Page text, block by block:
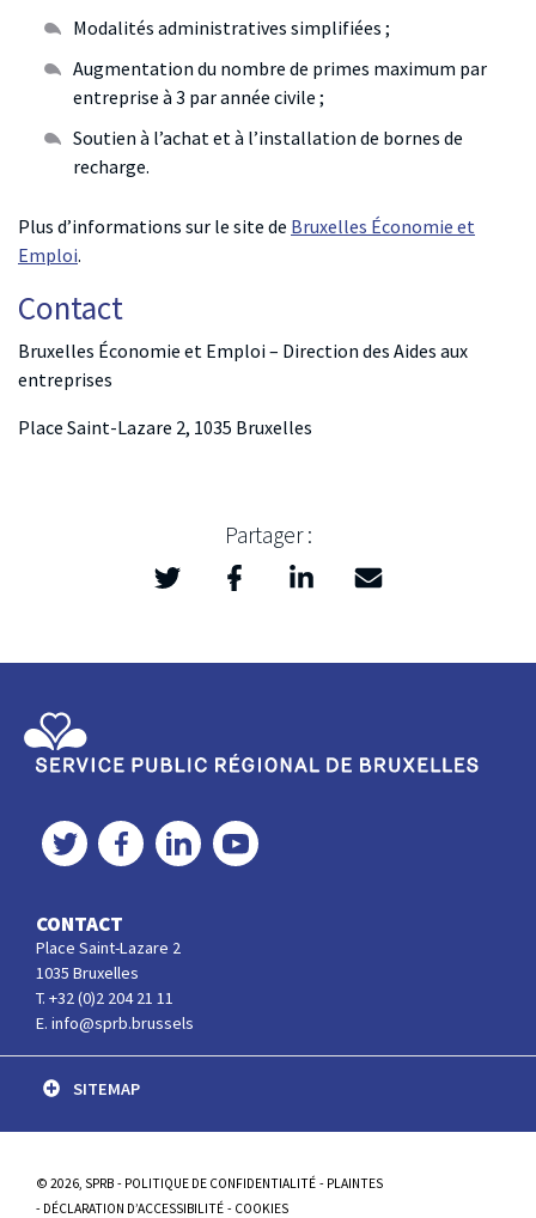
Modalités administratives simplifiées ;
Augmentation du nombre de primes maximum par
entreprise à 3 par année civile ;
Soutien à l’achat et à l’installation de bornes de
recharge.
Plus d’informations sur le site de Bruxelles Économie et
Emploi.
Contact
Bruxelles Économie et Emploi – Direction des Aides aux
entreprises
Place Saint-Lazare 2, 1035 Bruxelles
Partager :
Twitter
>FacebookLinkedInMail
Twitter FacebookLinkedInYouTube
CONTACT
Place Saint-Lazare 2
1035 Bruxelles
T. +32 (0)2 204 21 11
E. info@sprb.brussels
SITEMAP
© 2026, SPRB POLITIQUE DE CONFIDENTIALITÉ
PLAINTES
DÉCLARATION D’ACCESSIBILITÉ
COOKIES